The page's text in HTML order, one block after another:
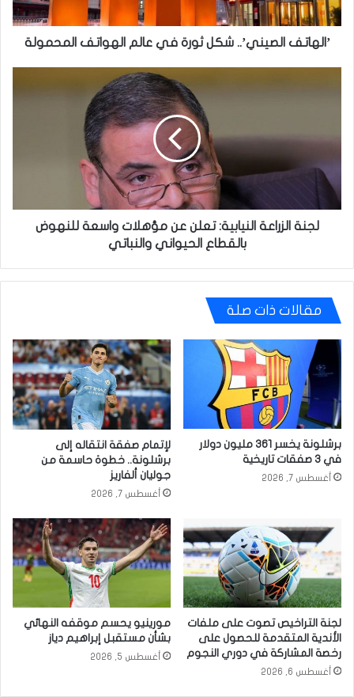
المحمولة
’الهاتف الصيني’.. شكل ثورة في عالم الهواتف المحمولة
عن
واسعة
للنهوض
بالقطاع
الحيوانيلجنة الزراعة النيابية: تعلن عن مؤهلات واسعة للنهوض
بالقطاع الحيواني والنباتي
مقالات ذات صلة
برشلونة يخسر 361 مليون دولار
في 3 صفقات تاريخية
أغسطس 7, 2026
لإتمام صفقة انتقاله إلى
برشلونة.. خطوة حاسمة من
جوليان ألفاريز
أغسطس 7, 2026
لجنة التراخيص تصوت على ملفات
الأندية المتقدمة للحصول على
رخصة المشاركة في دوري النجوم
أغسطس 6, 2026
مورينيو يحسم موقفه النهائي
بشأن مستقبل إبراهيم دياز
أغسطس 5, 2026